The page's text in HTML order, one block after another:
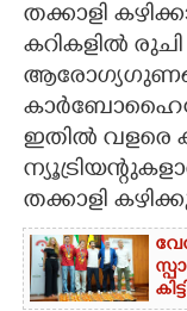
LITERATURE
ZOOM
CONTACT US
തക്കാളി
കറികളിൽ രുചി
ഇതിൽ വളരെ
തക്കാളി